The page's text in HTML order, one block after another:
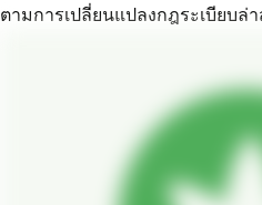
ตามการเปลี่ยนแปลงกฎระเบียบล่